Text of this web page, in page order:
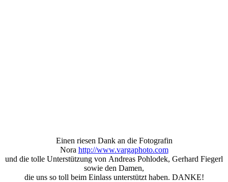
Einen riesen Dank an die Fotografin
Nora http://www.vargaphoto.com
und die tolle Unterstützung von Andreas Pohlodek, Gerhard Fiegerl
sowie den Damen,
die uns so toll beim Einlass unterstützt haben. DANKE!